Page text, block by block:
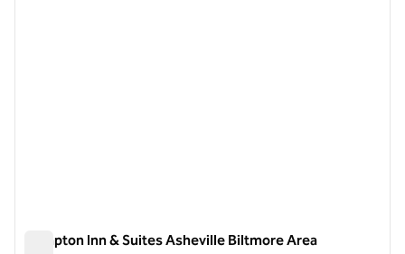
Hampton Inn & Suites Asheville Biltmore Area